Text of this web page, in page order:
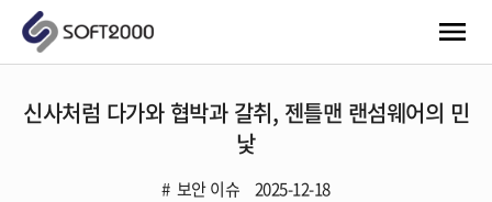
신사처럼 다가와 협박과 갈취, 젠틀맨 랜섬웨어의 민
낯
보안 이슈 2025-12-18